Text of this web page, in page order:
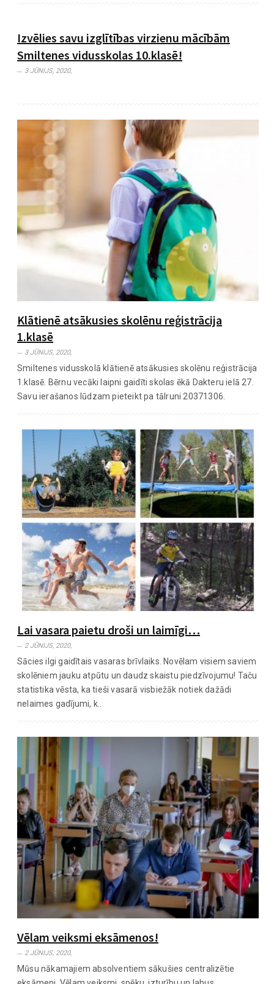
Izvēlies savu izglītības virzienu mācībām
Smiltenes vidusskolas 10.klasē!
3 JŪNIJS, 2020,
Klātienē atsākusies skolēnu reģistrācija
1.klasē
3 JŪNIJS, 2020,
Smiltenes vidusskolā klātienē atsākusies skolēnu reģistrācija
1.klasē. Bērnu vecāki laipni gaidīti skolas ēkā Dakteru ielā 27.
Savu ierašanos lūdzam pieteikt pa tālruni 20371306.
Lai vasara paietu droši un laimīgi…
2 JŪNIJS, 2020,
Sācies ilgi gaidītais vasaras brīvlaiks. Novēlam visiem saviem
skolēniem jauku atpūtu un daudz skaistu piedzīvojumu! Taču
statistika vēsta, ka tieši vasarā visbiežāk notiek dažādi
nelaimes gadījumi, k..
Vēlam veiksmi eksāmenos!
2 JŪNIJS, 2020,
Mūsu nākamajiem absolventiem sākušies centralizētie